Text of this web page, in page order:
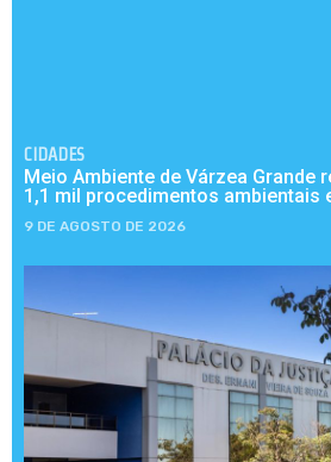
CIDADES
Meio Ambiente de Várzea Grande
1,1 mil procedimentos ambientais
9 DE AGOSTO DE 2026